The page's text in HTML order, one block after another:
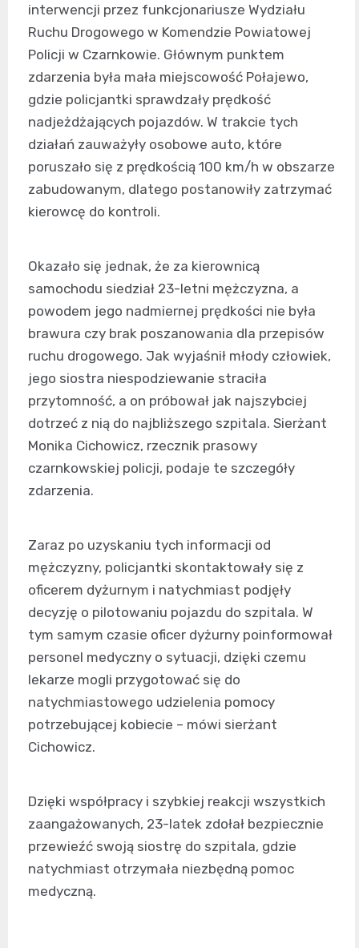
interwencji przez funkcjonariusze Wydziału
Ruchu Drogowego w Komendzie Powiatowej
Policji w Czarnkowie. Głównym punktem
zdarzenia była mała miejscowość Połajewo,
gdzie policjantki sprawdzały prędkość
nadjeżdżających pojazdów. W trakcie tych
działań zauważyły osobowe auto, które
poruszało się z prędkością 100 km/h w obszarze
zabudowanym, dlatego postanowiły zatrzymać
kierowcę do kontroli.
Okazało się jednak, że za kierownicą
samochodu siedział 23-letni mężczyzna, a
powodem jego nadmiernej prędkości nie była
brawura czy brak poszanowania dla przepisów
ruchu drogowego. Jak wyjaśnił młody człowiek,
jego siostra niespodziewanie straciła
przytomność, a on próbował jak najszybciej
dotrzeć z nią do najbliższego szpitala. Sierżant
Monika Cichowicz, rzecznik prasowy
czarnkowskiej policji, podaje te szczegóły
zdarzenia.
Zaraz po uzyskaniu tych informacji od
mężczyzny, policjantki skontaktowały się z
oficerem dyżurnym i natychmiast podjęły
decyzję o pilotowaniu pojazdu do szpitala. W
tym samym czasie oficer dyżurny poinformował
personel medyczny o sytuacji, dzięki czemu
lekarze mogli przygotować się do
natychmiastowego udzielenia pomocy
potrzebującej kobiecie – mówi sierżant
Cichowicz.
Dzięki współpracy i szybkiej reakcji wszystkich
zaangażowanych, 23-latek zdołał bezpiecznie
przewieźć swoją siostrę do szpitala, gdzie
natychmiast otrzymała niezbędną pomoc
medyczną.